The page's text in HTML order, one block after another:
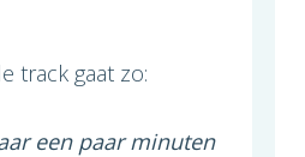
track gaat zo:
een paar minuten